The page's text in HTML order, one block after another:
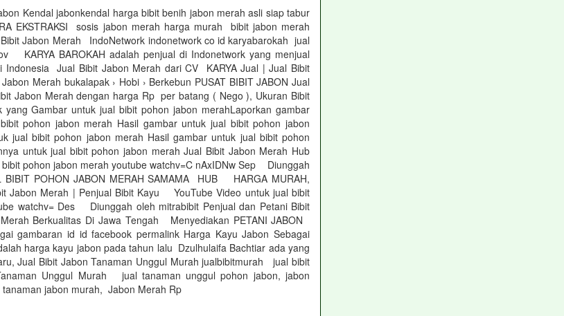
Kendal jabonkendal harga bibit benih jabon merah asli siap tabur
EKSTRAKSI sosis jabon merah harga murah bibit jabon merah
Jabon Merah IndoNetwork indonetwork co id karyabarokah jual
KARYA BAROKAH adalah penjual di Indonetwork yang menjual
Indonesia Jual Bibit Jabon Merah dari CV KARYA Jual | Jual Bibit
Merah bukalapak › Hobi › Berkebun PUSAT BIBIT JABON Jual
Jabon Merah dengan harga Rp per batang ( Nego ), Ukuran Bibit
Gambar untuk jual bibit pohon jabon merahLaporkan gambar
pohon jabon merah Hasil gambar untuk jual bibit pohon jabon
jual bibit pohon jabon merah Hasil gambar untuk jual bibit pohon
untuk jual bibit pohon jabon merah Jual Bibit Jabon Merah Hub
pohon jabon merah youtube watchv=C nAxIDNw Sep Diunggah
BIBIT POHON JABON MERAH SAMAMA HUB HARGA MURAH,
Jabon Merah | Penjual Bibit Kayu YouTube Video untuk jual bibit
watchv= Des Diunggah oleh mitrabibit Penjual dan Petani Bibit
Berkualitas Di Jawa Tengah Menyediakan PETANI JABON
gambaran id id facebook permalink Harga Kayu Jabon Sebagai
harga kayu jabon pada tahun lalu Dzulhulaifa Bachtiar ada yang
Jual Bibit Jabon Tanaman Unggul Murah jualbibitmurah jual bibit
Unggul Murah jual tanaman unggul pohon jabon, jabon
jabon murah, Jabon Merah Rp